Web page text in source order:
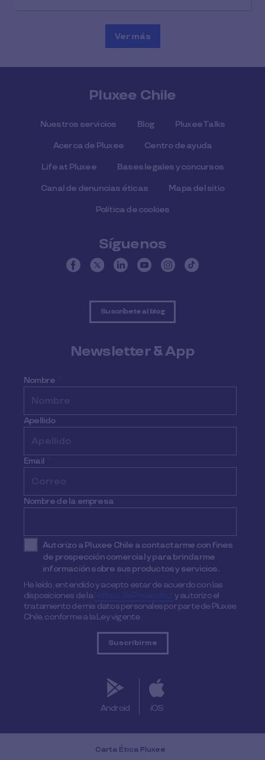
Ver más
Pluxee Chile
Nuestros servicios Blog Pluxee Talks
Acerca de Pluxee Centro de ayuda
Life at Pluxee Bases legales y concursos
Canal de denuncias éticas Mapa del sitio
Política de cookies
Síguenos
Suscríbete al blog
Newsletter & App
Nombre *
Apellido
Email *
Nombre de la empresa
Autorizo a Pluxee Chile a contactarme con fines
de prospección comercial y para brindarme
información sobre sus productos y servicios.
He leído, entendido y acepto estar de acuerdo con las
disposiciones de laPolítica de Privacidad,y autorizo el
tratamiento de mis datos personales por parte de Pluxee
Chile, conforme a la Ley vigente
Android iOS
Carta Ética Pluxee